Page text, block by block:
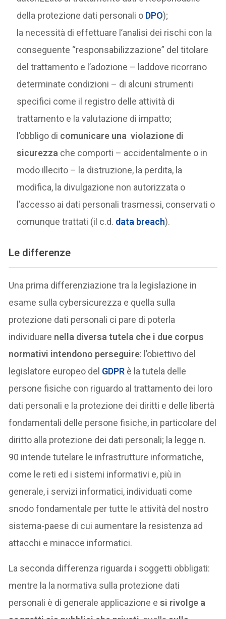
della protezione dati personali o DPO);
la necessità di effettuare l’analisi dei rischi con la
conseguente “responsabilizzazione” del titolare
del trattamento e l’adozione – laddove ricorrano
determinate condizioni – di alcuni strumenti
specifici come il registro delle attività di
trattamento e la valutazione di impatto;
l’obbligo di comunicare una violazione di
sicurezza che comporti – accidentalmente o in
modo illecito – la distruzione, la perdita, la
modifica, la divulgazione non autorizzata o
l’accesso ai dati personali trasmessi, conservati o
comunque trattati (il c.d. data breach).
Le differenze
Una prima differenziazione tra la legislazione in
esame sulla cybersicurezza e quella sulla
protezione dati personali ci pare di poterla
individuare nella diversa tutela che i due corpus
normativi intendono perseguire: l’obiettivo del
legislatore europeo del GDPR è la tutela delle
persone fisiche con riguardo al trattamento dei loro
dati personali e la protezione dei diritti e delle libertà
fondamentali delle persone fisiche, in particolare del
diritto alla protezione dei dati personali; la legge n.
90 intende tutelare le infrastrutture informatiche,
come le reti ed i sistemi informativi e, più in
generale, i servizi informatici, individuati come
snodo fondamentale per tutte le attività del nostro
sistema-paese di cui aumentare la resistenza ad
attacchi e minacce informatici.
La seconda differenza riguarda i soggetti obbligati:
mentre la la normativa sulla protezione dati
personali è di generale applicazione esi rivolge a